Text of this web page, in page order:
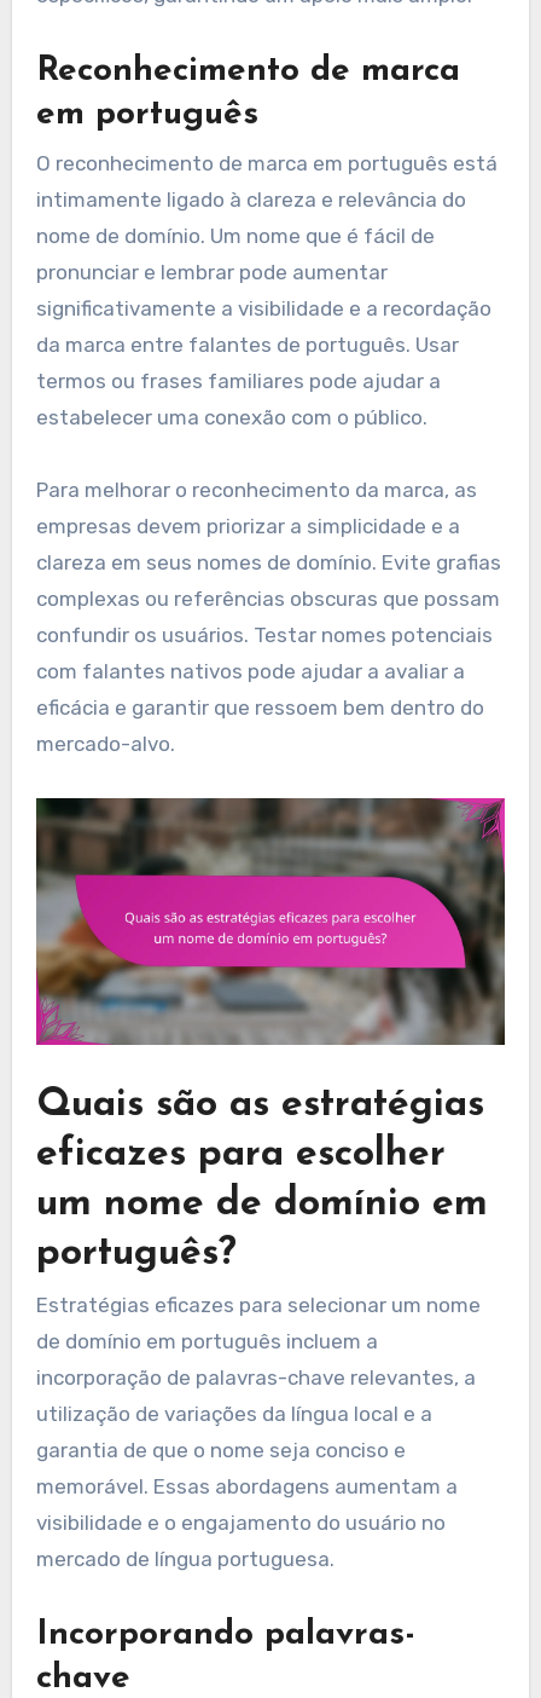
Reconhecimento de marca
em português
O reconhecimento de marca em português está
intimamente ligado à clareza e relevância do
nome de domínio. Um nome que é fácil de
pronunciar e lembrar pode aumentar
significativamente a visibilidade e a recordação
da marca entre falantes de português. Usar
termos ou frases familiares pode ajudar a
estabelecer uma conexão com o público.
Para melhorar o reconhecimento da marca, as
empresas devem priorizar a simplicidade e a
clareza em seus nomes de domínio. Evite grafias
complexas ou referências obscuras que possam
confundir os usuários. Testar nomes potenciais
com falantes nativos pode ajudar a avaliar a
eficácia e garantir que ressoem bem dentro do
mercado-alvo.
Quais são as estratégias
eficazes para escolher
um nome de domínio em
português?
Estratégias eficazes para selecionar um nome
de domínio em português incluem a
incorporação de palavras-chave relevantes, a
utilização de variações da língua local e a
garantia de que o nome seja conciso e
memorável. Essas abordagens aumentam a
visibilidade e o engajamento do usuário no
mercado de língua portuguesa.
Incorporando palavras-
chave